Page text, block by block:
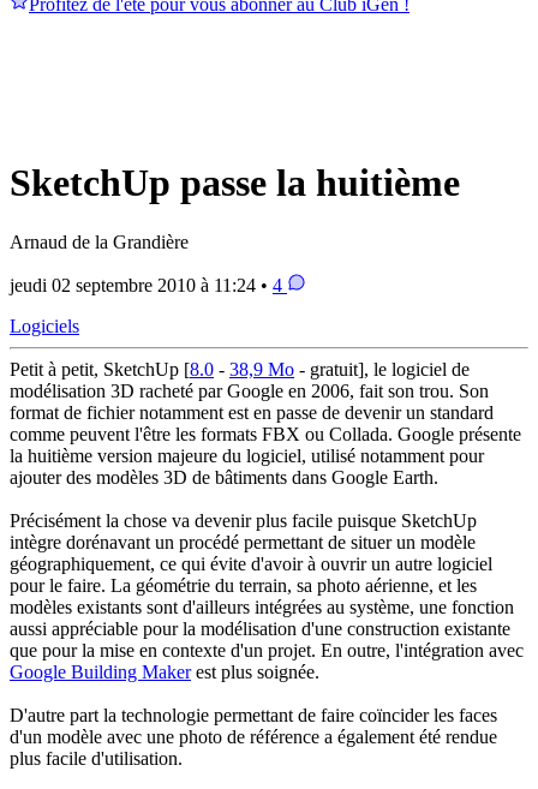
SketchUp passe la huitième
Arnaud de la Grandière
jeudi 02 septembre 2010 à 11:24 • 4
Logiciels
Petit à petit, SketchUp [8.0 - 38,9 Mo - gratuit], le logiciel de
modélisation 3D racheté par Google en 2006, fait son trou. Son
format de fichier notamment est en passe de devenir un standard
comme peuvent l'être les formats FBX ou Collada. Google présente
la huitième version majeure du logiciel, utilisé notamment pour
ajouter des modèles 3D de bâtiments dans Google Earth.
Précisément la chose va devenir plus facile puisque SketchUp
intègre dorénavant un procédé permettant de situer un modèle
géographiquement, ce qui évite d'avoir à ouvrir un autre logiciel
pour le faire. La géométrie du terrain, sa photo aérienne, et les
modèles existants sont d'ailleurs intégrées au système, une fonction
aussi appréciable pour la modélisation d'une construction existante
que pour la mise en contexte d'un projet. En outre, l'intégration avec
Google Building Makerest plus soignée.
D'autre part la technologie permettant de faire coïncider les faces
d'un modèle avec une photo de référence a également été rendue
plus facile d'utilisation.